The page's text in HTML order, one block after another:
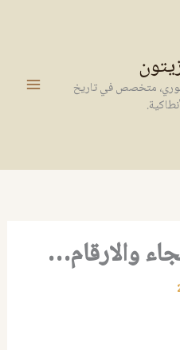
متخصص في تاريخ
والارقام…